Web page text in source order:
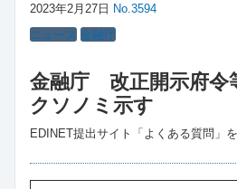
2023年2月27日 No.3594
ニュース 金融庁
金融庁 改正開示府令
クソノミ示す
EDINET提出サイト「よくある質問」